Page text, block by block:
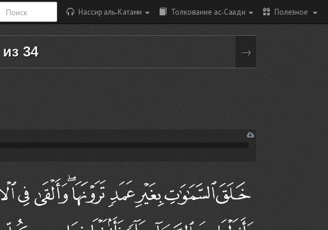
Нассир аль-Катами Толкование ас-Саади Полезное
34 →